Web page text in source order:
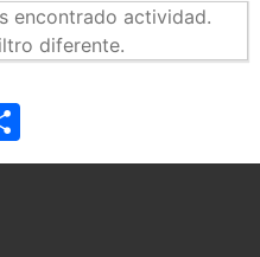
encontrado actividad.
diferente.